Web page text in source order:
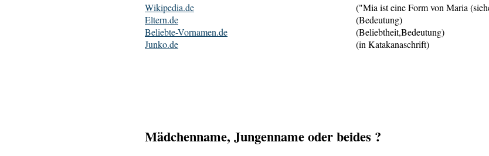
Wikipedia.de
("Mia ist eine Form von Maria
Eltern.de
(Bedeutung)
Beliebte-Vornamen.de
(Beliebtheit,Bedeutung)
Junko.de
(in Katakanaschrift)
Mädchenname, Jungenname oder beides ?